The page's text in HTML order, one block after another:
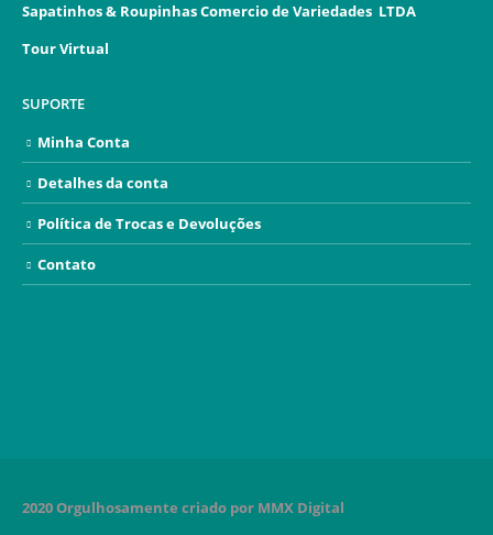
Sapatinhos & Roupinhas Comercio de Variedades LTDA
Tour Virtual
SUPORTE
Minha Conta
Detalhes da conta
Política de Trocas e Devoluções
Contato
2020 Orgulhosamente criado por MMX Digital